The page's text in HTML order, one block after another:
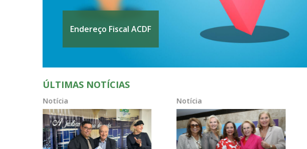
Espaço - Sala de reuniões 02
ÚLTIMAS NOTÍCIAS
Notícia Notícia